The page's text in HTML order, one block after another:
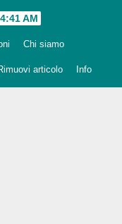
AM
Chi siamo
articolo Info